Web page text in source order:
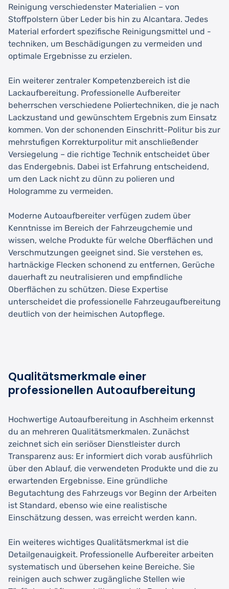
Reinigung verschiedenster Materialien – von
Stoffpolstern über Leder bis hin zu Alcantara. Jedes
Material erfordert spezifische Reinigungsmittel und -
techniken, um Beschädigungen zu vermeiden und
optimale Ergebnisse zu erzielen.
Ein weiterer zentraler Kompetenzbereich ist die
Lackaufbereitung. Professionelle Aufbereiter
beherrschen verschiedene Poliertechniken, die je nach
Lackzustand und gewünschtem Ergebnis zum Einsatz
kommen. Von der schonenden Einschritt-Politur bis zur
mehrstufigen Korrekturpolitur mit anschließender
Versiegelung – die richtige Technik entscheidet über
das Endergebnis. Dabei ist Erfahrung entscheidend,
um den Lack nicht zu dünn zu polieren und
Hologramme zu vermeiden.
Moderne Autoaufbereiter verfügen zudem über
Kenntnisse im Bereich der Fahrzeugchemie und
wissen, welche Produkte für welche Oberflächen und
Verschmutzungen geeignet sind. Sie verstehen es,
hartnäckige Flecken schonend zu entfernen, Gerüche
dauerhaft zu neutralisieren und empfindliche
Oberflächen zu schützen. Diese Expertise
unterscheidet die professionelle Fahrzeugaufbereitung
deutlich von der heimischen Autopflege.
Qualitätsmerkmale einer
professionellen Autoaufbereitung
Hochwertige Autoaufbereitung in Aschheim erkennst
du an mehreren Qualitätsmerkmalen. Zunächst
zeichnet sich ein seriöser Dienstleister durch
Transparenz aus: Er informiert dich vorab ausführlich
über den Ablauf, die verwendeten Produkte und die zu
erwartenden Ergebnisse. Eine gründliche
Begutachtung des Fahrzeugs vor Beginn der Arbeiten
ist Standard, ebenso wie eine realistische
Einschätzung dessen, was erreicht werden kann.
Ein weiteres wichtiges Qualitätsmerkmal ist die
Detailgenauigkeit. Professionelle Aufbereiter arbeiten
systematisch und übersehen keine Bereiche. Sie
reinigen auch schwer zugängliche Stellen wie